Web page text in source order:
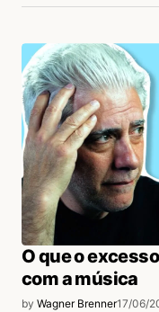
O que o
com a música
by Wagner Brenner17/06/